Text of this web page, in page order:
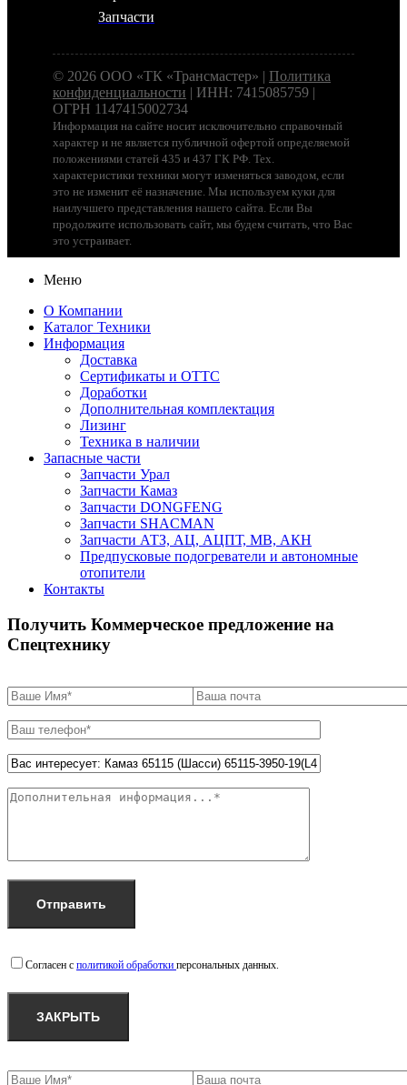
Запчасти
© 2026 ООО «ТК «Трансмастер» | Политика
конфиденциальности | ИНН: 7415085759 |
ОГРН 1147415002734
Информация на сайте носит исключительно справочный
характер и не является публичной офертой определяемой
положениями статей 435 и 437 ГК РФ. Тех.
характеристики техники могут изменяться заводом, если
это не изменит её назначение. Мы используем куки для
наилучшего представления нашего сайта. Если Вы
продолжите использовать сайт, мы будем считать, что Вас
это устраивает.
Меню
О Компании
Каталог Техники
Информация
Доставка
Сертификаты и ОТТС
Доработки
Дополнительная комплектация
Лизинг
Техника в наличии
Запасные части
Запчасти Урал
Запчасти Камаз
Запчасти DONGFENG
Запчасти SHACMAN
Запчасти АТЗ, АЦ, АЦПТ, МВ, АКН
Предпусковые подогреватели и автономные
отопители
Контакты
Получить Коммерческое предложение на
Спецтехнику
Согласен с политикой обработки персональных данных.
ЗАКРЫТЬ